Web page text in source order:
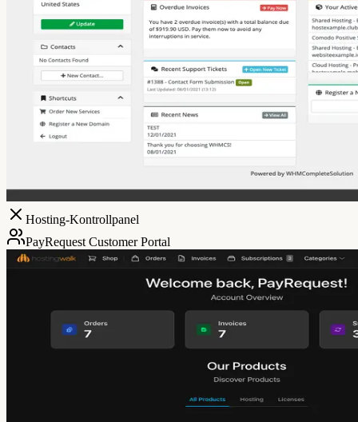
Hosting-Kontrollpanel
PayRequest Customer Portal